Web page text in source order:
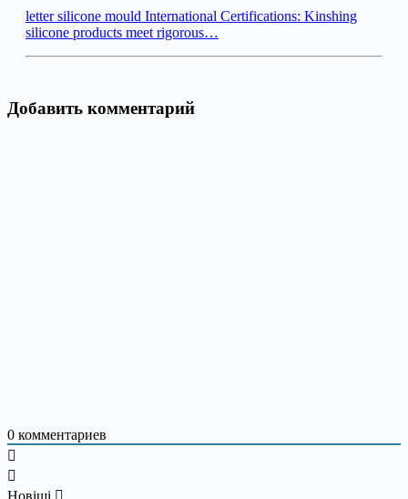
letter silicone mould International Certifications: Kinshing
silicone products meet rigorous…
Добавить комментарий
0 комментариев
Новіші